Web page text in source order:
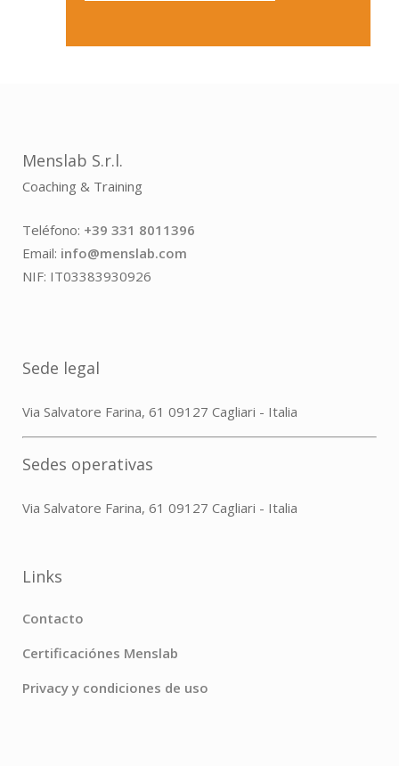
Menslab S.r.l.
Coaching & Training
Teléfono: +39 331 8011396
Email: info@menslab.com
NIF: IT03383930926
Sede legal
Via Salvatore Farina, 61 09127 Cagliari - Italia
Sedes operativas
Via Salvatore Farina, 61 09127 Cagliari - Italia
Links
Contacto
Certificaciónes Menslab
Privacy y condiciones de uso